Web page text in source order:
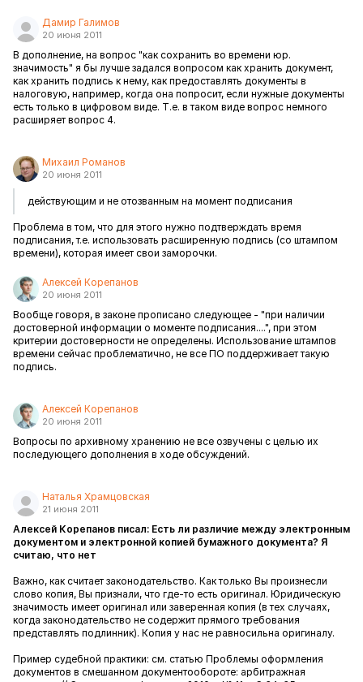
Дамир Галимов
20 июня 2011
В дополнение, на вопрос "как сохранить во времени юр.
значимость" я бы лучше задался вопросом как хранить документ,
как хранить подпись к нему, как предоставлять документы в
налоговую, например, когда она попросит, если нужные документы
есть только в цифровом виде. Т.е. в таком виде вопрос немного
расширяет вопрос 4.
Михаил Романов
20 июня 2011
действующим и не отозванным на момент подписания
Проблема в том, что для этого нужно подтверждать время
подписания, т.е. использовать расширенную подпись (со штампом
времени), которая имеет свои заморочки.
Алексей Корепанов
20 июня 2011
Вообще говоря, в законе прописано следующее - "при наличии
достоверной информации о моменте подписания....", при этом
критерии достоверности не определены. Использование штампов
времени сейчас проблематично, не все ПО поддерживает такую
подпись.
Алексей Корепанов
20 июня 2011
Вопросы по архивному хранению не все озвучены с целью их
последующего дополнения в ходе обсуждений.
Наталья Храмцовская
21 июня 2011
Алексей Корепанов писал: Есть ли различие между электронным
документом и электронной копией бумажного документа? Я
считаю, что нет
Важно, как считает законодательство. Как только Вы произнесли
слово копия, Вы признали, что где-то есть оригинал. Юридическую
значимость имеет оригинал или заверенная копия (в тех случаях,
когда законодательство не содержит прямого требования
представлять подлинник). Копия у нас не равносильна оригиналу.
Пример судебной практики: см. статью Проблемы оформления
документов в смешанном документообороте: арбитражная